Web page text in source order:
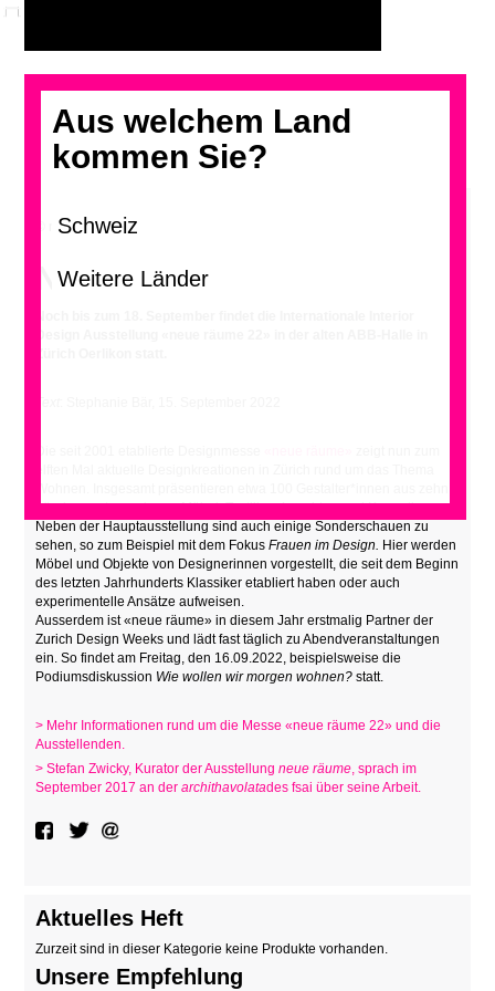
Aus welchem Land
kommen Sie?
© neue räume
Neue Räume
Ländern unter anderem Möbel, Textilien, Leuchten und Keramik.
Neben der Hauptausstellung sind auch einige Sonderschauen zu
sehen, so zum Beispiel mit dem FokusFrauen im Design. Hier werden
Möbel und Objekte von Designerinnen vorgestellt, die seit dem Beginn
des letzten Jahrhunderts Klassiker etabliert haben oder auch
experimentelle Ansätze aufweisen.
Ausserdem ist «neue räume» in diesem Jahr erstmalig Partner der
Zurich Design Weeks und lädt fast täglich zu Abendveranstaltungen
ein. So findet am Freitag, den 16.09.2022, beispielsweise die
Podiumsdiskussion Wie wollen wir morgen wohnen?statt.
> Mehr Informationen rund um die Messe «neue räume 22» und die
Ausstellenden.
> Stefan Zwicky, Kurator der Ausstellungneue räume, sprach im
September 2017 an derarchithavolatades fsai über seine Arbeit.
Aktuelles Heft
Zurzeit sind in dieser Kategorie keine Produkte vorhanden.
Unsere Empfehlung